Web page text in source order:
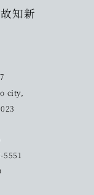
知新
city,
5551